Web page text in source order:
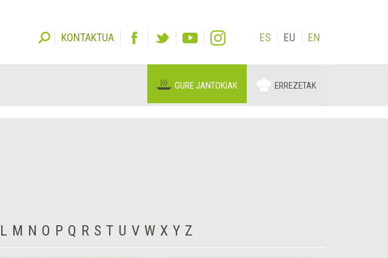
KONTAKTUA ES EU EN
GURE JANTOKIAK ERREZETAK
L M N O P Q R S T U V W X Y Z